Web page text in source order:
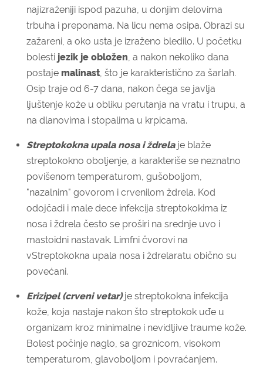
najizraženiji ispod pazuha, u donjim delovima
trbuha i preponama. Na licu nema osipa. Obrazi su
zažareni, a oko usta je izraženo bledilo. U početku
bolesti jezik je obložen, a nakon nekoliko dana
postaje malinast, što je karakteristično za šarlah.
Osip traje od 6-7 dana, nakon čega se javlja
ljuštenje kože u obliku perutanja na vratu i trupu, a
na dlanovima i stopalima u krpicama.
Streptokokna upala nosa i ždrelaje blaže
streptokokno oboljenje, a karakteriše se neznatno
povišenom temperaturom, gušoboljom,
"nazalnim" govorom i crvenilom ždrela. Kod
odojčadi i male dece infekcija streptokokima iz
nosa i ždrela često se proširi na srednje uvo i
mastoidni nastavak. Limfni čvorovi na
vStreptokokna upala nosa i ždrelaratu obično su
povećani.
Erizipel (crveni vetar)je streptokokna infekcija
kože, koja nastaje nakon što streptokok uđe u
organizam kroz minimalne i nevidljive traume kože.
Bolest počinje naglo, sa groznicom, visokom
temperaturom, glavoboljom i povraćanjem.